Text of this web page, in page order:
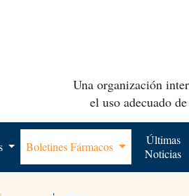
Una organización
el uso adecuado
Boletines Fármacos
Últimas
Noticias